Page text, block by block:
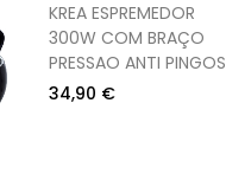
KREA ESPREMEDOR
300W COM BRAÇO
PRESSAO ANTI PINGOS
34,90 €